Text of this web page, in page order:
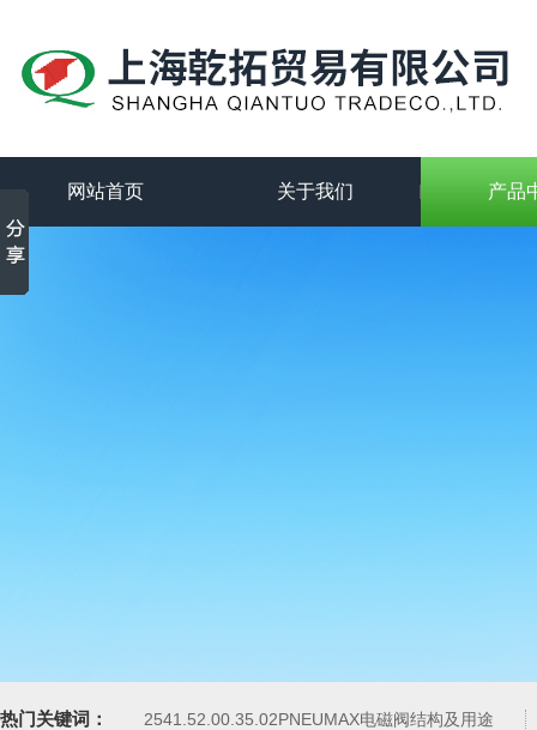
网站首页 关于我们 产品
热门关键词： 2541.52.00.35.02PNEUMAX电磁阀结构及用途